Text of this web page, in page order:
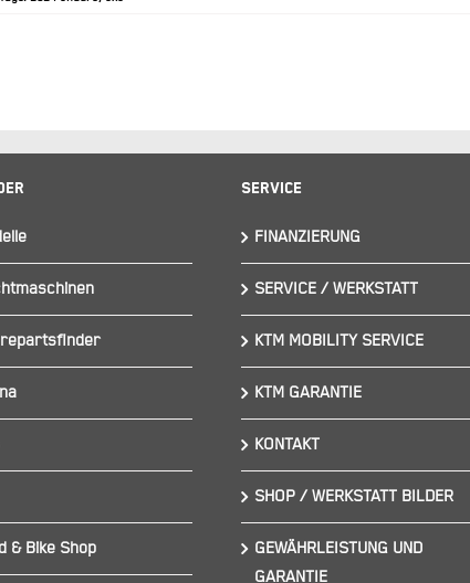
& Bike Shop
Service
FINANZIERUNG
SERVICE / WERKSTATT
KTM MOBILITY SERVICE
KTM GARANTIE
KONTAKT
SHOP / WERKSTATT BILDER
GEWÄHRLEISTUNG UND
GARANTIE